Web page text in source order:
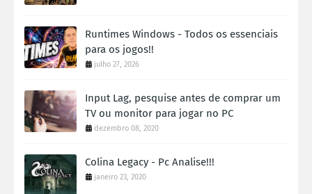
Runtimes Windows - Todos os essenciais
para os jogos!!
julho 27, 2026
Input Lag, pesquise antes de comprar um
TV ou monitor para jogar no PC
dezembro 08, 2020
Colina Legacy - Pc Analise!!!
janeiro 23, 2020